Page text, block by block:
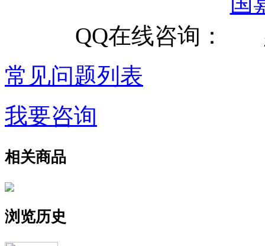
QQ在线咨询：
常见问题列表
我要咨询
相关商品
浏览历史